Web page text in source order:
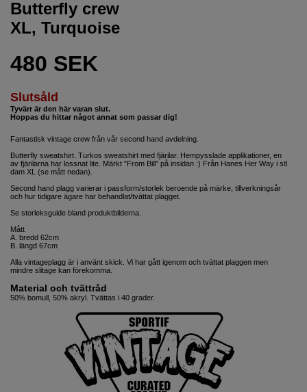
Butterfly crew
XL, Turquoise
480 SEK
Slutsåld
Tyvärr är den här varan slut.
Hoppas du hittar något annat som passar dig!
Fantastisk vintage crew från vår second hand avdelning.
Butterfly sweatshirt. Turkos sweatshirt med fjärilar. Hempysslade applikationer, en
av fjärilarna har lossnat lite. Märkt ”From Bill” på insidan :) Från Hanes Her Way i stl
dam XL (se mått nedan).
Second hand plagg varierar i passform/storlek beroende på märke, tillverkningsår
och hur tidigare ägare har behandlat/tvättat plagget.
Se storleksguide bland produktbilderna.
Mått
A. bredd 62cm
B. längd 67cm
Alla vintageplagg är i använt skick. Vi har gått igenom och tvättat plaggen men
mindre slitage kan förekomma.
Material och tvättråd
50% bomull, 50% akryl. Tvättas i 40 grader.